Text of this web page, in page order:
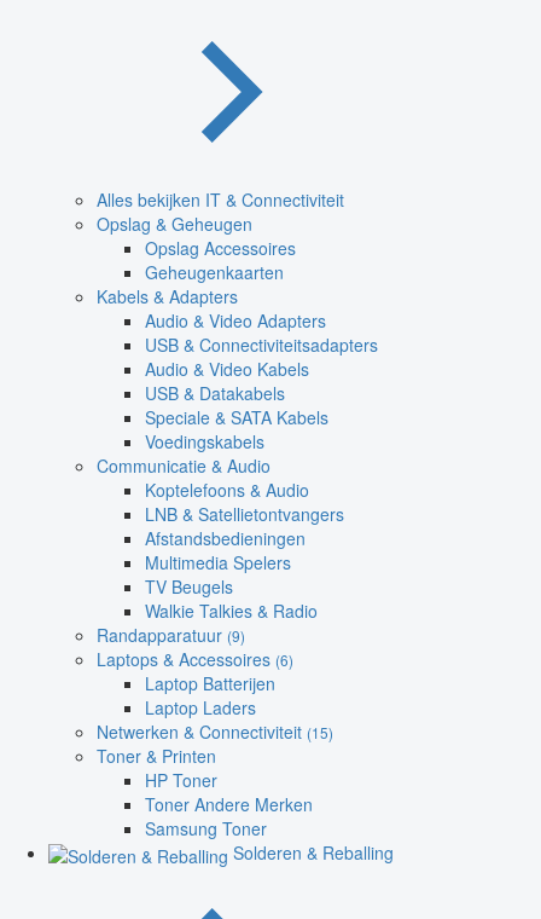
Alles bekijken IT & Connectiviteit
Opslag & Geheugen
Opslag Accessoires
Geheugenkaarten
Kabels & Adapters
Audio & Video Adapters
USB & Connectiviteitsadapters
Audio & Video Kabels
USB & Datakabels
Speciale & SATA Kabels
Voedingskabels
Communicatie & Audio
Koptelefoons & Audio
LNB & Satellietontvangers
Afstandsbedieningen
Multimedia Spelers
TV Beugels
Walkie Talkies & Radio
Randapparatuur (9)
Laptops & Accessoires (6)
Laptop Batterijen
Laptop Laders
Netwerken & Connectiviteit (15)
Toner & Printen
HP Toner
Toner Andere Merken
Samsung Toner
Solderen & Reballing